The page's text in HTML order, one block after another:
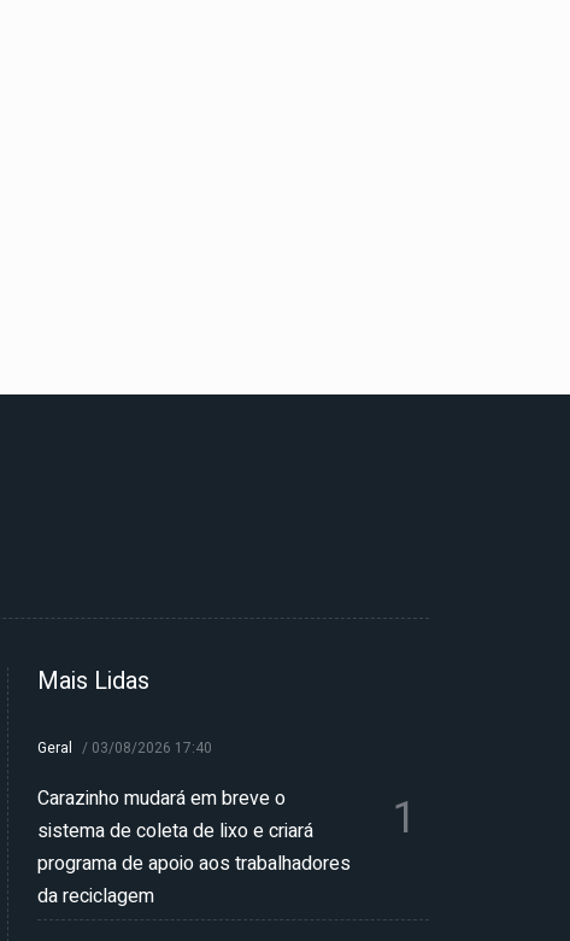
Mais Lidas
Geral / 03/08/2026 17:40
Carazinho mudará em breve o
sistema de coleta de lixo e criará
programa de apoio aos trabalhadores
da reciclagem
1